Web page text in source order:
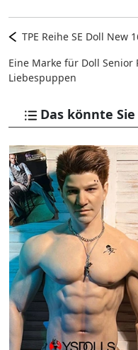
TPE Reihe SE Doll New
Eine Marke für Doll Senior
Liebespuppen
Das könnte